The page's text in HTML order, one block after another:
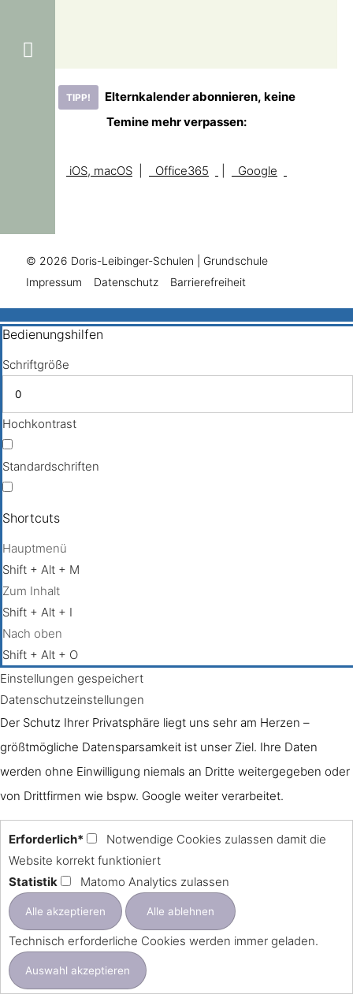
TIPP!
Elternkalender abonnieren, keine
Temine mehr verpassen:
iOS, macOS Office365 Google
© 2026 Doris-Leibinger-Schulen | Grundschule
Impressum
Datenschutz Barrierefreiheit
Bedienungshilfen
Schriftgröße
Hochkontrast
Standardschriften
Shortcuts
Hauptmenü
Shift + Alt + M
Zum Inhalt
Shift + Alt + I
Nach oben
Shift + Alt + O
Einstellungen gespeichert
Datenschutzeinstellungen
Der Schutz Ihrer Privatsphäre liegt uns sehr am Herzen –
größtmögliche Datensparsamkeit ist unser Ziel. Ihre Daten
werden ohne Einwilligung niemals an Dritte weitergegeben oder
von Drittfirmen wie bspw. Google weiter verarbeitet.
Erforderlich*
Notwendige Cookies zulassen damit die
Website korrekt funktioniert
Statistik
Matomo Analytics zulassen
Technisch erforderliche Cookies werden immer geladen.